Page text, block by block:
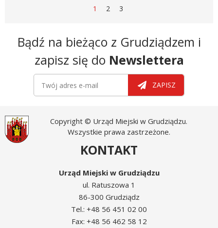
STRONA
1 STRONA
2 STRONA
3
Newsletter
Bądź na bieżąco z Grudziądzem i
zapisz się do Newslettera
ZAPISZ
Copyright © Urząd Miejski w Grudziądzu.
Wszystkie prawa zastrzeżone.
KONTAKT
Urząd Miejski w Grudziądzu
ul. Ratuszowa 1
86-300 Grudziądz
Tel.: +48 56 451 02 00
Fax: +48 56 462 58 12